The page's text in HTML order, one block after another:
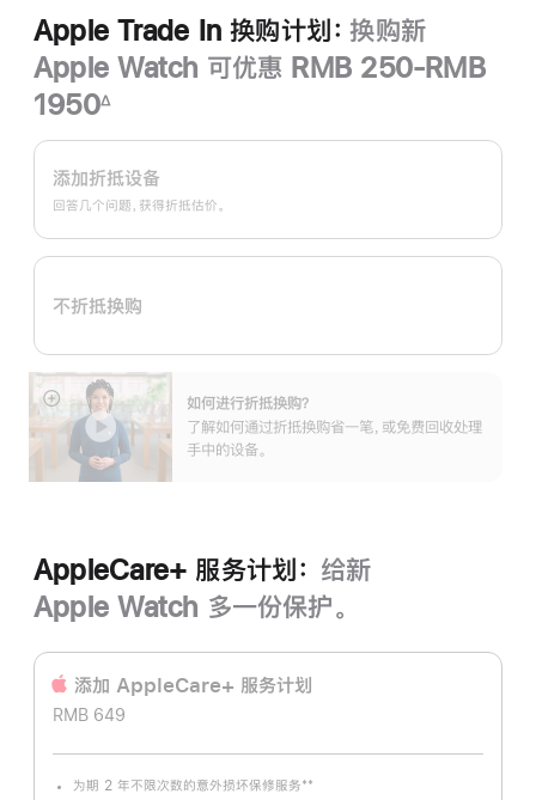
Apple Trade In 换购计划： 换购新
Apple Watch 可优惠 RMB 250-RMB
1950
注
∆
Apple
Trade
换
购
划：
添加折抵设备
回答几个问题，获得折抵估价。
不折抵换购
如何进行折抵换购？
了解如何通过折抵换购省一笔，或免费回收处理
手中的设备。
展
AppleCare+ 服务计划： 给新
Apple Watch 多一份保护。
添加 AppleCare+ 服务计‍划
RMB 649
为期 2 年不限次数的意外损坏保修服务**